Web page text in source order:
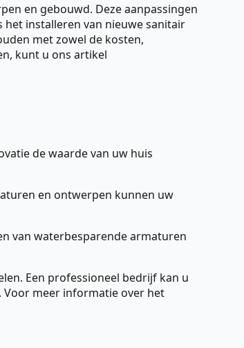
en gebouwd. Deze aanpassingen
installeren van nieuwe sanitair
met zowel de kosten,
kunt u ons artikel
de waarde van uw huis
en ontwerpen kunnen uw
van waterbesparende armaturen
Een professioneel bedrijf kan u
Voor meer informatie over het